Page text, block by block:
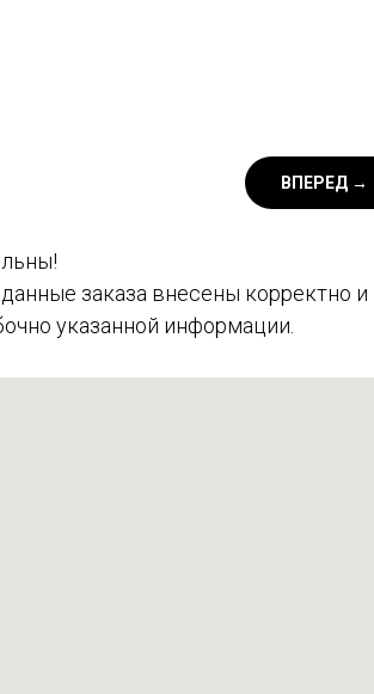
ВПЕРЕД →
заказа внесены корректно и
указанной информации.